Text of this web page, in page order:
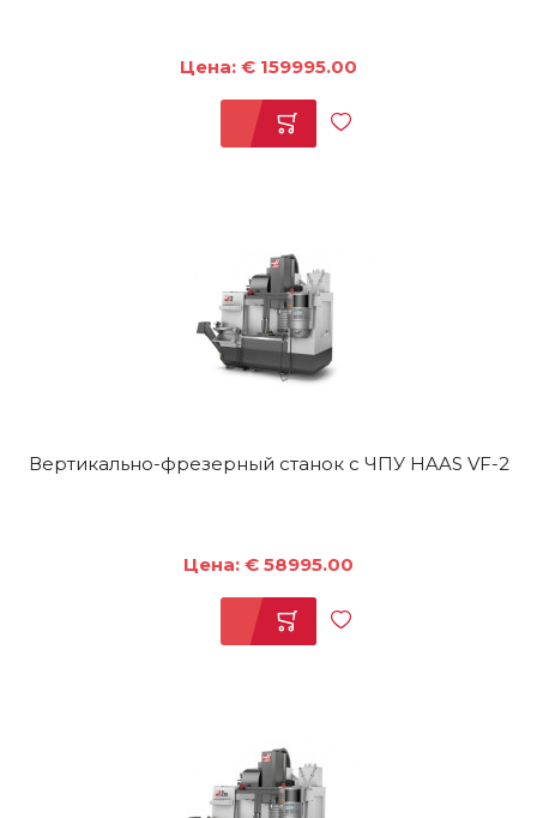
Цена: € 159995.00
Вертикально-фрезерный станок с ЧПУ HAAS VF-2
Цена: € 58995.00